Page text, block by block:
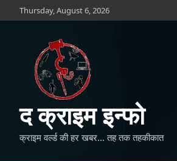
to
Thursday, August 6, 2026
द क्राइम इन्फो
क्राइम वर्ल्ड की हर खबर… तह तक तहकीकात